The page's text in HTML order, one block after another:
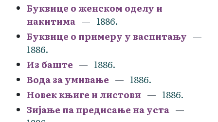
Буквице о женском оделу и
накитима
1886.
Буквице о примеру у васпитању
1886.
Из баште
1886.
Вода за умивање
1886.
Новек књиге и листови
1886.
Зијање па предисање на уста